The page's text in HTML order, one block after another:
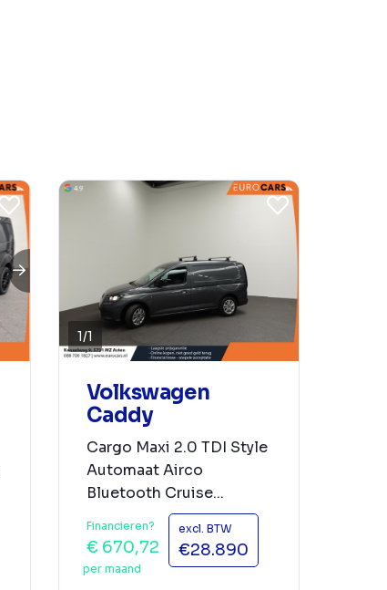
1/1
Volkswagen
Caddy
Cargo Maxi 2.0 TDI Style
Automaat Airco
Bluetooth Cruise...
Financieren?
€ 670,72
per maand
excl. BTW
€28.890